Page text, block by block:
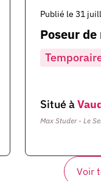
Publié le 31
Poseur
Situé à
Max Studer - Le
Voir